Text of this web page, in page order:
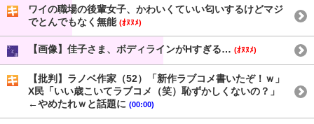
ワイの職場の後輩女子、かわいくていい匂いするけどマジ
でとんでもなく無能 (ｵﾇﾇﾒ)
【画像】佳子さま、ボディラインがHすぎる… (ｵﾇﾇﾒ)
【批判】ラノベ作家（52）「新作ラブコメ書いたぞ！ｗ」
X民「いい歳こいてラブコメ（笑）恥ずかしくないの？」
←やめたれｗと話題に (00:00)